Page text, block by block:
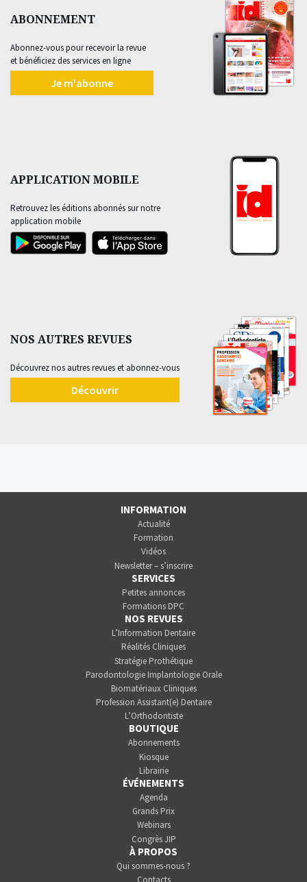
ABONNEMENT
Abonnez-vous pour recevoir la revue
et bénéficiez des services en ligne
Je m'abonne
APPLICATION MOBILE
Retrouvez les éditions abonnés sur notre
application mobile
NOS AUTRES REVUES
Découvrez nos autres revues et abonnez-vous
Découvrir
INFORMATION
Actualité
Formation
Vidéos
Newsletter – s’inscrire
SERVICES
Petites annonces
Formations DPC
NOS REVUES
L’Information Dentaire
Réalités Cliniques
Stratégie Prothétique
Parodontologie Implantologie Orale
Biomatériaux Cliniques
Profession Assistant(e) Dentaire
L’Orthodontiste
BOUTIQUE
Abonnements
Kiosque
Librairie
ÉVÉNEMENTS
Agenda
Grands Prix
Webinars
Congrès JIP
À PROPOS
Qui sommes-nous ?
Contacts